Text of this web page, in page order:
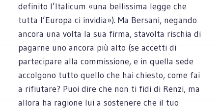
definito l’Italicum «una bellissima legge che
tutta l’Europa ci invidia»). Ma Bersani, negando
ancora una volta la sua firma, stavolta rischia di
pagarne uno ancora più alto (se accetti di
partecipare alla commissione, e in quella sede
accolgono tutto quello che hai chiesto, come fai
a rifiutare? Puoi dire che non ti fidi di Renzi, ma
allora ha ragione lui a sostenere che il tuo